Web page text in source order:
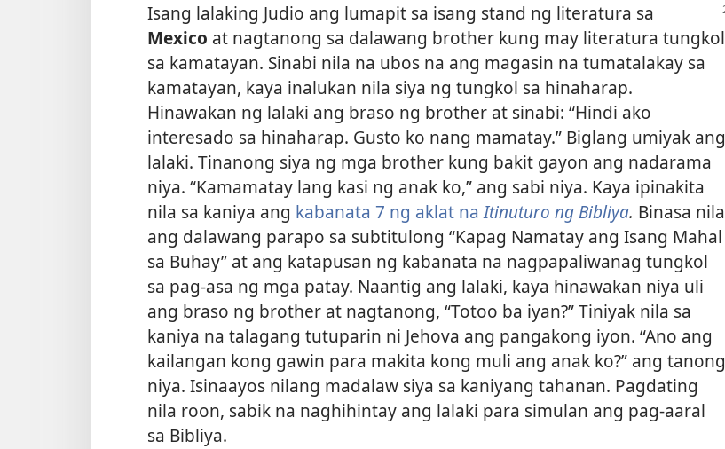
Isang lalaking Judio ang lumapit sa isang stand ng literatura sa
Mexico at nagtanong sa dalawang brother kung may literatura tungkol
sa kamatayan. Sinabi nila na ubos na ang magasin na tumatalakay sa
kamatayan, kaya inalukan nila siya ng tungkol sa hinaharap.
Hinawakan ng lalaki ang braso ng brother at sinabi: “Hindi ako
interesado sa hinaharap. Gusto ko nang mamatay.” Biglang umiyak ang
lalaki. Tinanong siya ng mga brother kung bakit gayon ang nadarama
niya. “Kamamatay lang kasi ng anak ko,” ang sabi niya. Kaya ipinakita
nila sa kaniya ang kabanata 7 ng aklat naItinuturo ng Bibliya. Binasa nila
ang dalawang parapo sa subtitulong “Kapag Namatay ang Isang Mahal
sa Buhay” at ang katapusan ng kabanata na nagpapaliwanag tungkol
sa pag-asa ng mga patay. Naantig ang lalaki, kaya hinawakan niya uli
ang braso ng brother at nagtanong, “Totoo ba iyan?” Tiniyak nila sa
kaniya na talagang tutuparin ni Jehova ang pangakong iyon. “Ano ang
kailangan kong gawin para makita kong muli ang anak ko?” ang tanong
niya. Isinaayos nilang madalaw siya sa kaniyang tahanan. Pagdating
nila roon, sabik na naghihintay ang lalaki para simulan ang pag-aaral
sa Bibliya.